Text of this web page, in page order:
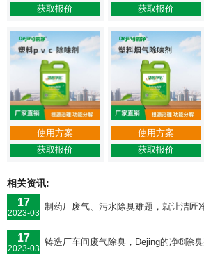
获取报价
获取报价
使用方案
获取报价
使用方案
获取报价
相关资讯:
17
2023-03
制药厂废气、污水除臭难题，就让洁匠
17
2023-03
铸造厂车间废气除臭，Dejing的净®除